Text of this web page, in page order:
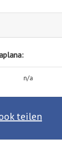
n/a
teilen